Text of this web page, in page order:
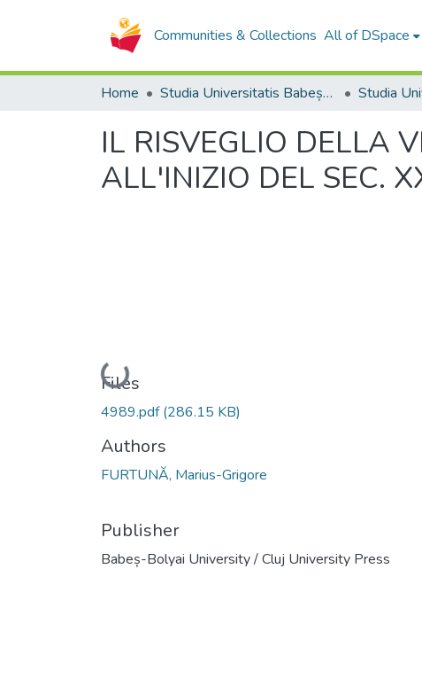
Communities & Collections All of DSpace
Home Studia Universitatis Babeș-Bolyai Collection
IL RISVEGLIO DELLA
ALL'INIZIO DEL SEC.
Loading...
Files
4989.pdf(286.15 KB)
Authors
FURTUNĂ, Marius-Grigore
Publisher
Babeș-Bolyai University / Cluj University Press